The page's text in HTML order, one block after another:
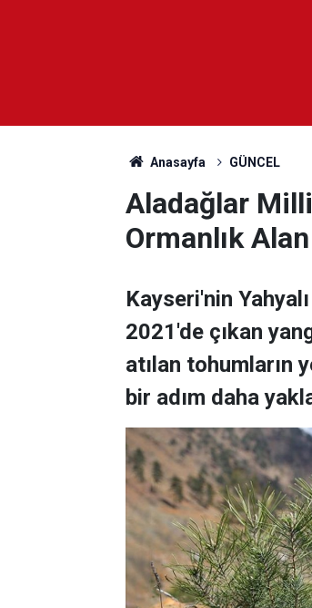
Anasayfa GÜNCEL
Aladağlar
Ormanlık
Kayseri'nin
2021'de çıkan
atılan tohumların
bir adım daha